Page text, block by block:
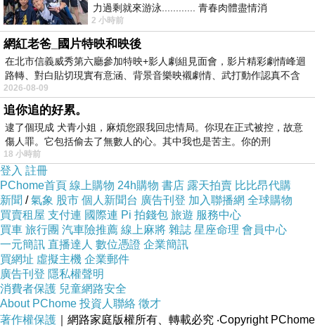
It's the voice of hope. It's the voice of peace
It's the voice of every man
From a distance, we all have enough
And no one is in need
And there are no guns, no bombs and no
diseases
No hungry mouths to feed.
那是希望之聲，那是和平之聲
那是每個人的心聲
遠遠望去，我們都富足
無人匱乏
沒有槍砲、炸彈與疾病
沒有人嗷嗷待哺
力過剩就來游泳............ 青春肉體盡情消
磨............ 晚餐不必
2 小時前
網紅老爸_國片特映和映後
在北市信義威秀第六廳參加特映+影人劇組見面會，影片精彩劇情峰迴
路轉、對白貼切現實有意涵、背景音樂映襯劇情、武打動作認真不含
糊、
2026-08-09
追你追的好累。
逮了個現成 犬青小姐，麻煩您跟我回忠情局。你現在正式被控，故意
傷人罪。它包括偷去了無數人的心。其中我也是苦主。你的刑
18 小時前
登入 註冊
PChome首頁 線上購物 24h購物 書店 露天拍賣 比比昂代購
新聞 /氣象 股市 個人新聞台 廣告刊登 加入聯播網 全球購物
買賣租屋 支付連 國際連 Pi 拍錢包 旅遊 服務中心
買車 旅行團 汽車險推薦 線上麻將 雜誌 星座命理 會員中心
一元簡訊 直播達人 數位憑證 企業簡訊
買網址 虛擬主機 企業郵件
廣告刊登 隱私權聲明
消費者保護 兒童網路安全
About PChome 投資人聯絡 徵才
著作權保護 ｜網路家庭版權所有、轉載必究 ‧Copyright PChome